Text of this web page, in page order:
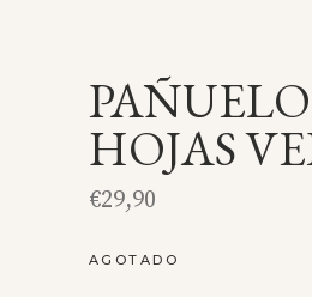
PAÑUELO
HOJAS
€29,90
AGOTADO